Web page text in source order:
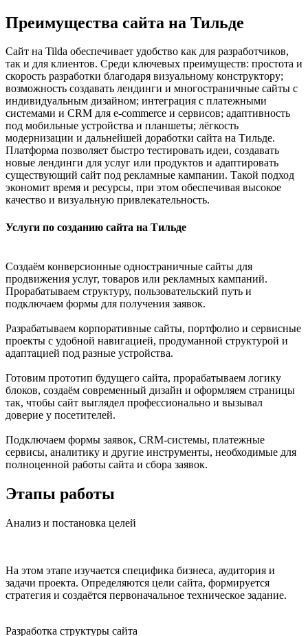
Преимущества сайта на Тильде
Сайт на Tilda обеспечивает удобство как для разработчиков,
так и для клиентов. Среди ключевых преимуществ: простота и
скорость разработки благодаря визуальному конструктору;
возможность создавать лендинги и многостраничные сайты с
индивидуальным дизайном; интеграция с платежными
системами и CRM для e-commerce и сервисов; адаптивность
под мобильные устройства и планшеты; лёгкость
модернизации и дальнейшей доработки сайта на Тильде.
Платформа позволяет быстро тестировать идеи, создавать
новые лендинги для услуг или продуктов и адаптировать
существующий сайт под рекламные кампании. Такой подход
экономит время и ресурсы, при этом обеспечивая высокое
качество и визуальную привлекательность.
Услуги по созданию сайта на Тильде
Создаём конверсионные одностраничные сайты для
продвижения услуг, товаров или рекламных кампаний.
Прорабатываем структуру, пользовательский путь и
подключаем формы для получения заявок.
Разрабатываем корпоративные сайты, портфолио и сервисные
проекты с удобной навигацией, продуманной структурой и
адаптацией под разные устройства.
Готовим прототип будущего сайта, прорабатываем логику
блоков, создаём современный дизайн и оформляем страницы
так, чтобы сайт выглядел профессионально и вызывал
доверие у посетителей.
Подключаем формы заявок, CRM-системы, платежные
сервисы, аналитику и другие инструменты, необходимые для
полноценной работы сайта и сбора заявок.
Этапы работы
Анализ и постановка целей
На этом этапе изучается специфика бизнеса, аудитория и
задачи проекта. Определяются цели сайта, формируется
стратегия и создаётся первоначальное техническое задание.
Разработка структуры сайта